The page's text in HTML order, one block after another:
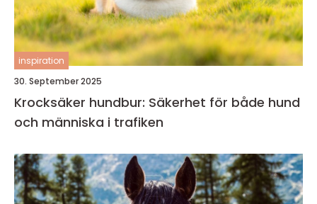
inspiration
30. September 2025
Krocksäker hundbur: Säkerhet för både hund
och människa i trafiken